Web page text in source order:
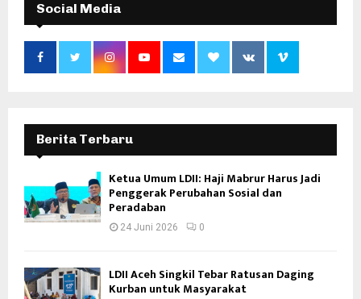
Social Media
Berita Terbaru
Ketua Umum LDII: Haji Mabrur Harus Jadi
Penggerak Perubahan Sosial dan
Peradaban
24 Juni 2026 0
LDII Aceh Singkil Tebar Ratusan Daging
Kurban untuk Masyarakat